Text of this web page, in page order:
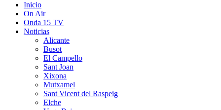
Inicio
On Air
Onda 15 TV
Noticias
Alicante
Busot
El Campello
Sant Joan
Xixona
Mutxamel
Sant Vicent del Raspeig
Elche